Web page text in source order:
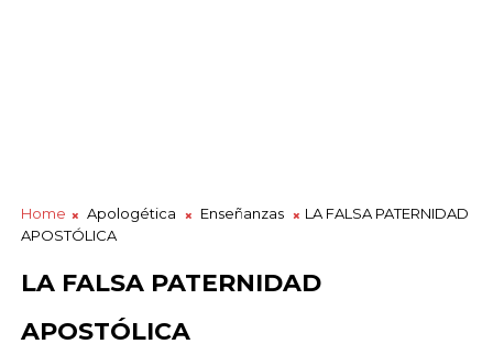
Home Apologética Enseñanzas
LA FALSA PATERNIDAD
APOSTÓLICA
LA FALSA PATERNIDAD
APOSTÓLICA